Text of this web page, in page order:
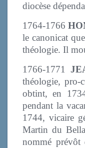
diocèse
1764-1766
le canonicat
théologie. Il
1766-1771
théologie, pro-
obtint, en
pendant la
1744, vicaire
Martin du
nommé prévôt